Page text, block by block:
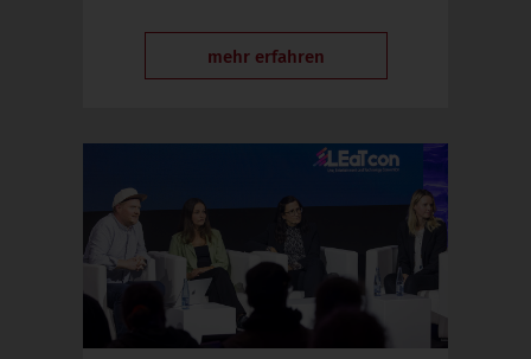
mehr erfahren